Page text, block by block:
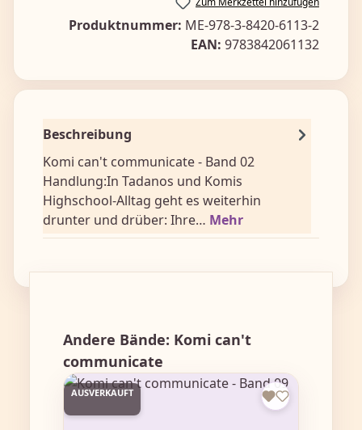
Produktnummer: ME-978-3-8420-6113-2
EAN: 9783842061132
Beschreibung
Komi can't communicate - Band 02
Handlung:In Tadanos und Komis
Highschool-Alltag geht es weiterhin
drunter und drüber: Ihre… Mehr
Produktgalerie überspringen
Andere Bände: Komi can't
communicate
AUSVERKAUFT